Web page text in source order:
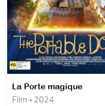
La Porte magique
Film • 2024